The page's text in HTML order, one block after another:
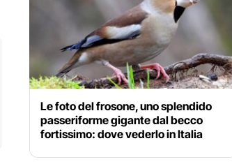
Le foto del frosone, uno splendido
passeriforme gigante dal becco
fortissimo: dove vederlo in Italia